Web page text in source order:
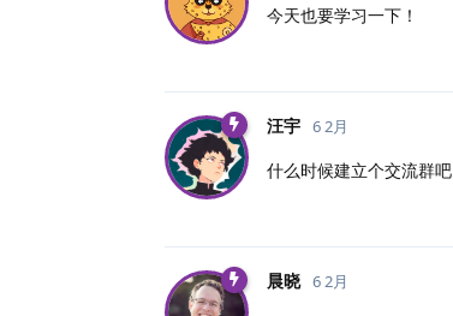
今天也要学习一下！
汪宇 6 2月
什么时候建立个交流群吧
晨晓 6 2月